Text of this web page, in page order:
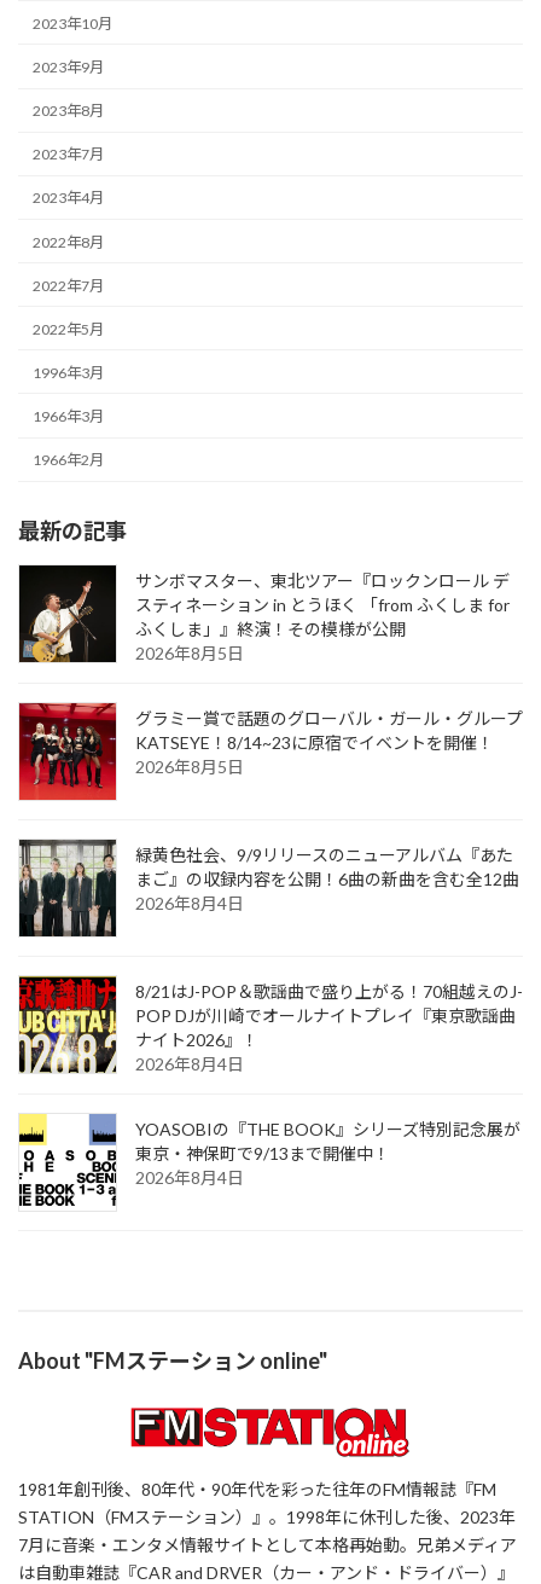
2023年10月
2023年9月
2023年8月
2023年7月
2023年4月
2022年8月
2022年7月
2022年5月
1996年3月
1966年3月
1966年2月
最新の記事
サンボマスター、東北ツアー『ロックンロール デ
スティネーション in とうほく 「from ふくしま for
ふくしま」』終演！その模様が公開
2026年8月5日
グラミー賞で話題のグローバル・ガール・グループ
KATSEYE！8/14~23に原宿でイベントを開催！
2026年8月5日
緑黄色社会、9/9リリースのニューアルバム『あた
まご』の収録内容を公開！6曲の新曲を含む全12曲
2026年8月4日
8/21はJ-POP＆歌謡曲で盛り上がる！70組越えのJ-
POP DJが川崎でオールナイトプレイ『東京歌謡曲
ナイト2026』！
2026年8月4日
YOASOBIの『THE BOOK』シリーズ特別記念展が
東京・神保町で9/13まで開催中！
2026年8月4日
About "FMステーション online"
1981年創刊後、80年代・90年代を彩った往年のFM情報誌『FM
STATION（FMステーション）』。1998年に休刊した後、2023年
7月に音楽・エンタメ情報サイトとして本格再始動。兄弟メディア
は自動車雑誌『CAR and DRVER（カー・アンド・ドライバー）』